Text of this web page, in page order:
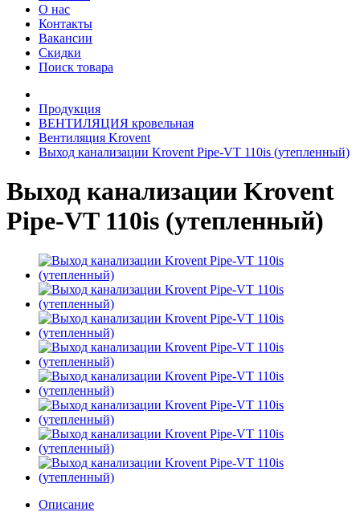
О нас
Контакты
Вакансии
Скидки
Поиск товара
Продукция
ВЕНТИЛЯЦИЯ кровельная
Вентиляция Krovent
Выход канализации Krovent Pipe‐VT 110is (утепленный)
Выход канализации Krovent
Pipe‐VT 110is (утепленный)
Описание